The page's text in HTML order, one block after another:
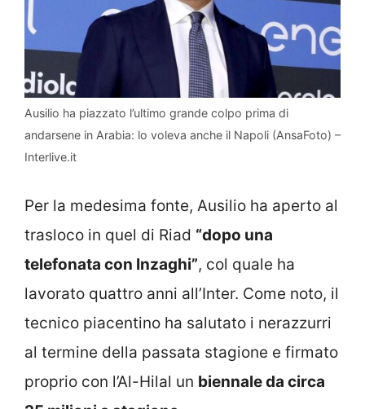
Ausilio ha piazzato l’ultimo grande colpo prima di
andarsene in Arabia: lo voleva anche il Napoli (AnsaFoto) –
Interlive.it
Per la medesima fonte, Ausilio ha aperto al
trasloco in quel di Riad “dopo una
telefonata con Inzaghi”, col quale ha
lavorato quattro anni all’Inter. Come noto, il
tecnico piacentino ha salutato i nerazzurri
al termine della passata stagione e firmato
proprio con l’Al-Hilal un biennale da circa